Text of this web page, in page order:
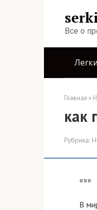
Все о
Главная »
как
Рубрика:
«»»
В